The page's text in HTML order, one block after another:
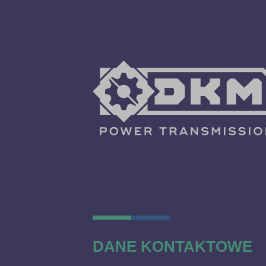
DANE KONTAKTOWE